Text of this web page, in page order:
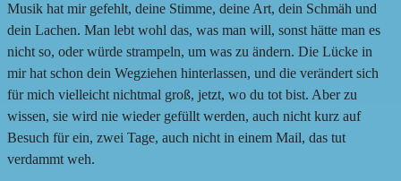
Musik hat mir gefehlt, deine Stimme, deine Art, dein Schmäh und
dein Lachen. Man lebt wohl das, was man will, sonst hätte man es
nicht so, oder würde strampeln, um was zu ändern. Die Lücke in
mir hat schon dein Wegziehen hinterlassen, und die verändert sich
für mich vielleicht nichtmal groß, jetzt, wo du tot bist. Aber zu
wissen, sie wird nie wieder gefüllt werden, auch nicht kurz auf
Besuch für ein, zwei Tage, auch nicht in einem Mail, das tut
verdammt weh.